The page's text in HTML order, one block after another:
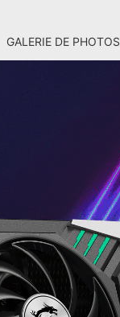
GALERIE DE PHOTOS